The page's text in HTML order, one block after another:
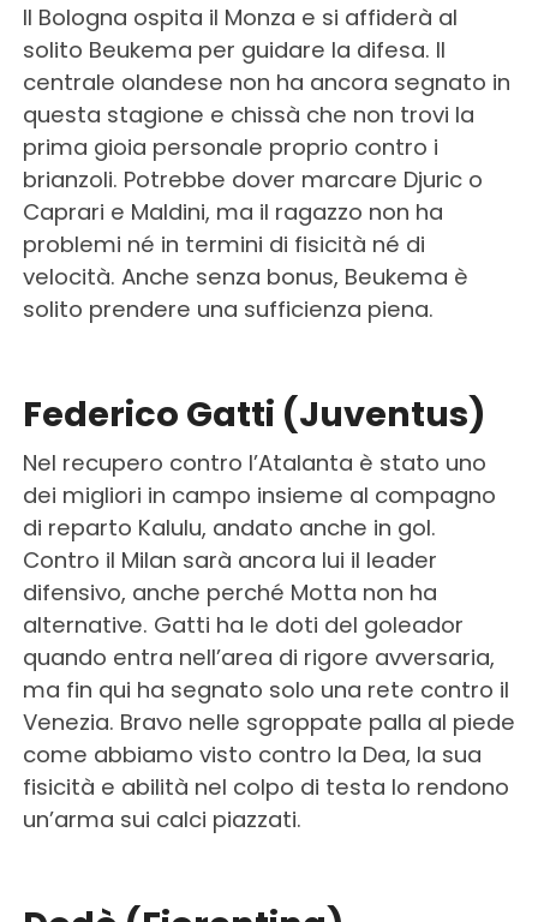
Il Bologna ospita il Monza e si affiderà al
solito Beukema per guidare la difesa. Il
centrale olandese non ha ancora segnato in
questa stagione e chissà che non trovi la
prima gioia personale proprio contro i
brianzoli. Potrebbe dover marcare Djuric o
Caprari e Maldini, ma il ragazzo non ha
problemi né in termini di fisicità né di
velocità. Anche senza bonus, Beukema è
solito prendere una sufficienza piena.
Federico Gatti (Juventus)
Nel recupero contro l’Atalanta è stato uno
dei migliori in campo insieme al compagno
di reparto Kalulu, andato anche in gol.
Contro il Milan sarà ancora lui il leader
difensivo, anche perché Motta non ha
alternative. Gatti ha le doti del goleador
quando entra nell’area di rigore avversaria,
ma fin qui ha segnato solo una rete contro il
Venezia. Bravo nelle sgroppate palla al piede
come abbiamo visto contro la Dea, la sua
fisicità e abilità nel colpo di testa lo rendono
un’arma sui calci piazzati.